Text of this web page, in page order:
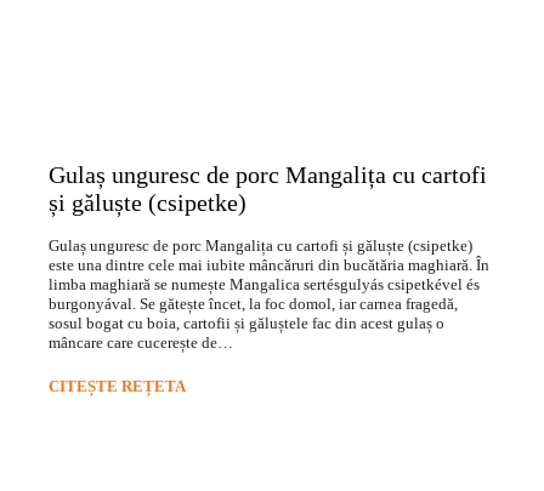
Gulaș unguresc de porc Mangalița cu cartofi
și găluște (csipetke)
Gulaș unguresc de porc Mangalița cu cartofi și găluște (csipetke)
este una dintre cele mai iubite mâncăruri din bucătăria maghiară. În
limba maghiară se numește Mangalica sertésgulyás csipetkével és
burgonyával. Se gătește încet, la foc domol, iar carnea fragedă,
sosul bogat cu boia, cartofii și găluștele fac din acest gulaș o
mâncare care cucerește de…
CITEȘTE REȚETA